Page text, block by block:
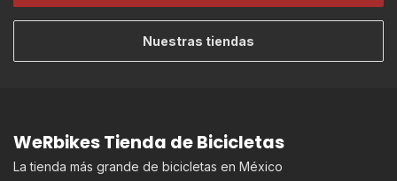
Nuestras tiendas
WeRbikes Tienda de Bicicletas
La tienda más grande de bicicletas en México